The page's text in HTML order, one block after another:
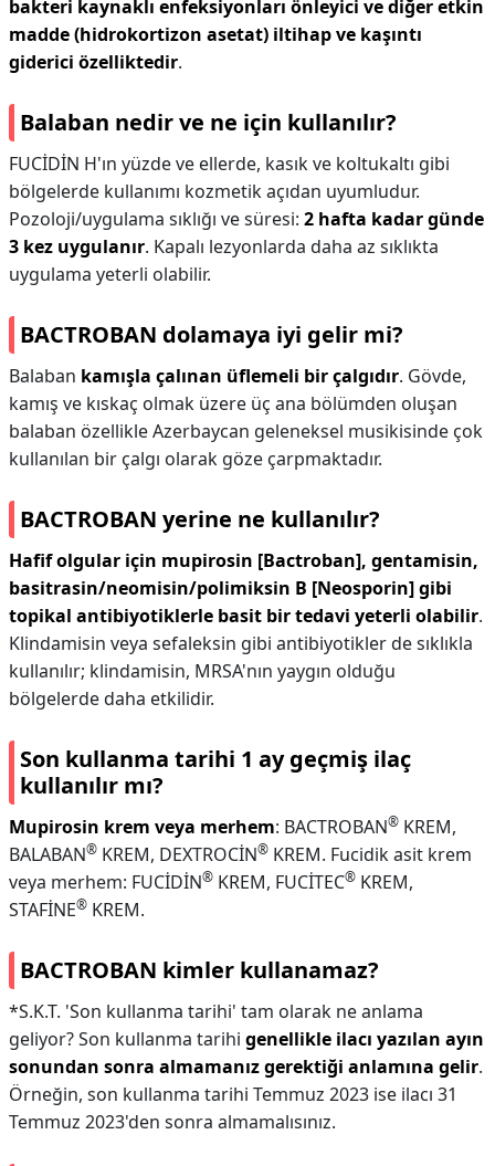
bakteri kaynaklı enfeksiyonları önleyici ve diğer etkin
madde (hidrokortizon asetat) iltihap ve kaşıntı
giderici özelliktedir.
Balaban nedir ve ne için kullanılır?
FUCİDİN H'ın yüzde ve ellerde, kasık ve koltukaltı gibi
bölgelerde kullanımı kozmetik açıdan uyumludur.
Pozoloji/uygulama sıklığı ve süresi: 2 hafta kadar günde
3 kez uygulanır. Kapalı lezyonlarda daha az sıklıkta
uygulama yeterli olabilir.
BACTROBAN dolamaya iyi gelir mi?
Balaban kamışla çalınan üflemeli bir çalgıdır. Gövde,
kamış ve kıskaç olmak üzere üç ana bölümden oluşan
balaban özellikle Azerbaycan geleneksel musikisinde çok
kullanılan bir çalgı olarak göze çarpmaktadır.
BACTROBAN yerine ne kullanılır?
Hafif olgular için mupirosin [Bactroban], gentamisin,
basitrasin/neomisin/polimiksin B [Neosporin] gibi
topikal antibiyotiklerle basit bir tedavi yeterli olabilir.
Klindamisin veya sefaleksin gibi antibiyotikler de sıklıkla
kullanılır; klindamisin, MRSA'nın yaygın olduğu
bölgelerde daha etkilidir.
Son kullanma tarihi 1 ay geçmiş ilaç
kullanılır mı?
Mupirosin krem veya merhem: BACTROBAN® KREM,
BALABAN® KREM, DEXTROCİN® KREM. Fucidik asit krem
veya merhem: FUCİDİN® KREM, FUCİTEC® KREM,
STAFİNE® KREM.
BACTROBAN kimler kullanamaz?
*S.K.T. 'Son kullanma tarihi' tam olarak ne anlama
geliyor? Son kullanma tarihi genellikle ilacı yazılan ayın
sonundan sonra almamanız gerektiği anlamına gelir.
Örneğin, son kullanma tarihi Temmuz 2023 ise ilacı 31
Temmuz 2023'den sonra almamalısınız.